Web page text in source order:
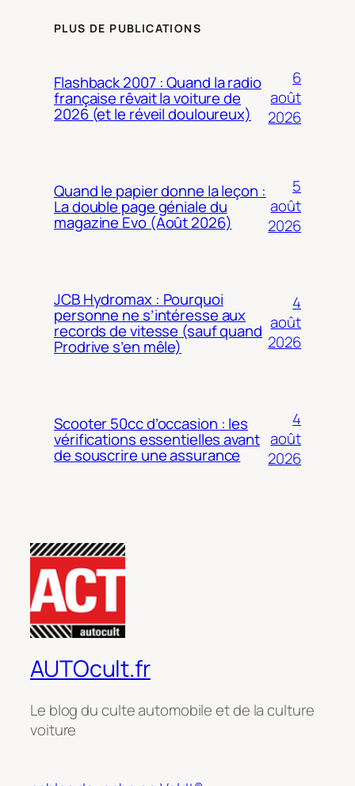
PLUS DE PUBLICATIONS
Flashback 2007 : Quand la radio
française rêvait la voiture de
2026 (et le réveil douloureux)
6
août
2026
Quand le papier donne la leçon :
La double page géniale du
magazine Evo (Août 2026)
5
août
2026
JCB Hydromax : Pourquoi
personne ne s’intéresse aux
records de vitesse (sauf quand
Prodrive s’en mêle)
4
août
2026
Scooter 50cc d’occasion : les
vérifications essentielles avant
de souscrire une assurance
4
août
2026
AUTOcult.fr
Le blog du culte automobile et de la culture
voiture